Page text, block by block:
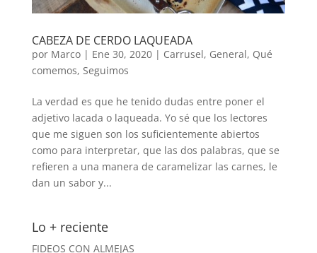
CABEZA DE CERDO LAQUEADA
por Marco| Ene 30, 2020| Carrusel, General, Qué
comemos, Seguimos
La verdad es que he tenido dudas entre poner el
adjetivo lacada o laqueada. Yo sé que los lectores
que me siguen son los suficientemente abiertos
como para interpretar, que las dos palabras, que se
refieren a una manera de caramelizar las carnes, le
dan un sabor y...
Lo + reciente
FIDEOS CON ALMEJAS